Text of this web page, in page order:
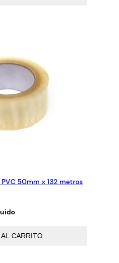
50mm x 132 metros
CARRITO